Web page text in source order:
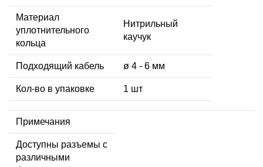
Материал
уплотнительного
кольца
Нитрильный
каучук
Подходящий кабель ø 4 - 6 мм
Кол-во в упаковке 1 шт
Примечания
Доступны разъемы с
различными